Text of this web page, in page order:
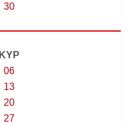
30
ΚΥΡ
06
13
20
27